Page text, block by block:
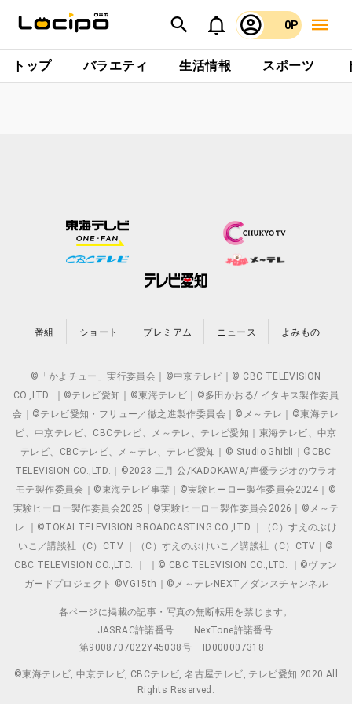
0P
トップ バラエティ 生活情報 スポーツ
番組 ショート プレミアム ニュース よみもの
©「かよチュー」実行委員会｜©中京テレビ｜© CBC TELEVISION
CO.,LTD. ｜©テレビ愛知｜©東海テレビ｜©多田かおる/ イタキス製作委員
会｜©テレビ愛知・フリュー／徹之進製作委員会｜©メ～テレ｜©東海テレ
ビ、中京テレビ、CBCテレビ、メ～テレ、テレビ愛知｜東海テレビ、中京
テレビ、CBCテレビ、メ～テレ、テレビ愛知｜© Studio Ghibli｜©CBC
TELEVISION CO.,LTD.｜©2023 二月 公/KADOKAWA/声優ラジオのウラオ
モテ製作委員会｜©東海テレビ事業｜©実験ヒーロー製作委員会2024｜©
実験ヒーロー製作委員会2025｜©実験ヒーロー製作委員会2026｜©メ～テ
レ ｜©TOKAI TELEVISION BROADCASTING CO.,LTD.｜（C）すえのぶけ
いこ／講談社（C）CTV ｜（C）すえのぶけいこ／講談社（C）CTV｜©
CBC TELEVISION CO.,LTD. ｜ ｜© CBC TELEVISION CO.,LTD. ｜©ヴァン
ガードプロジェクト ©VG15th｜©メ～テレNEXT／ダンスチャンネル
各ページに掲載の記事・写真の無断転用を禁じます。
JASRAC許諾番号
NexTone許諾番号
第9008707022Y45038号
ID000007318
©東海テレビ, 中京テレビ, CBCテレビ, 名古屋テレビ, テレビ愛知 2020 All
Rights Reserved.